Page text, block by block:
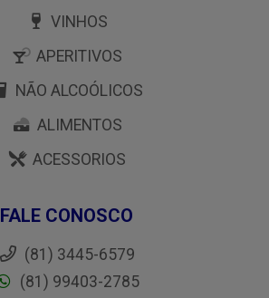
VINHOS
APERITIVOS
NÃO ALCOÓLICOS
ALIMENTOS
ACESSORIOS
FALE CONOSCO
(81) 3445-6579
(81) 99403-2785